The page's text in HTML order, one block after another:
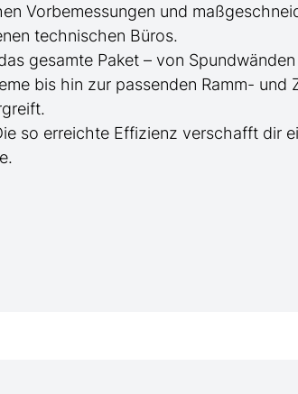
Vorbemessungen und
technischen Büros.
gesamte Paket – von
bis hin zur passenden Ramm- und
so erreichte Effizienz verschafft dir